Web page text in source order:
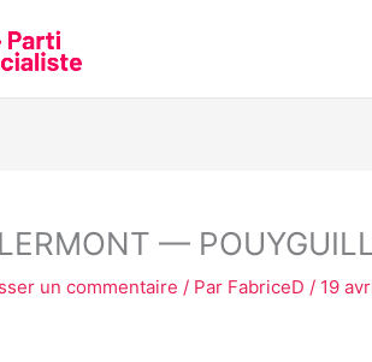
—
un commentaire / Par FabriceD / 19